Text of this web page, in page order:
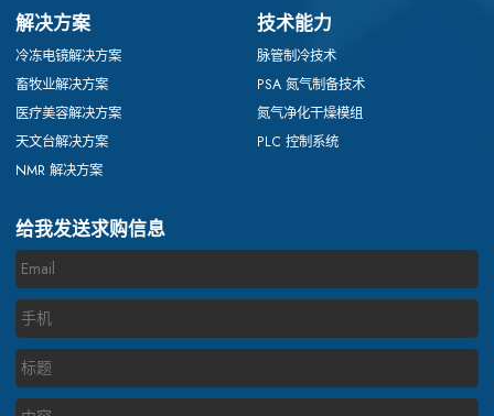
解决方案
冷冻电镜解决方案
畜牧业解决方案
医疗美容解决方案
天文台解决方案
NMR 解决方案
技术能力
脉管制冷技术
PSA 氮气制备技术
氮气净化干燥模组
PLC 控制系统
给我发送求购信息